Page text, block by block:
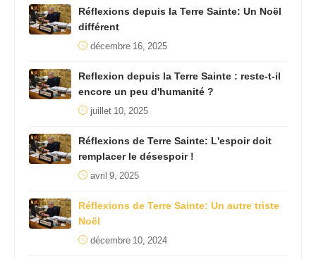
Réflexions depuis la Terre Sainte: Un Noël
différent
décembre 16, 2025
Reflexion depuis la Terre Sainte : reste-t-il
encore un peu d'humanité ?
juillet 10, 2025
Réflexions de Terre Sainte: L'espoir doit
remplacer le désespoir !
avril 9, 2025
Réflexions de Terre Sainte: Un autre triste
Noël
décembre 10, 2024